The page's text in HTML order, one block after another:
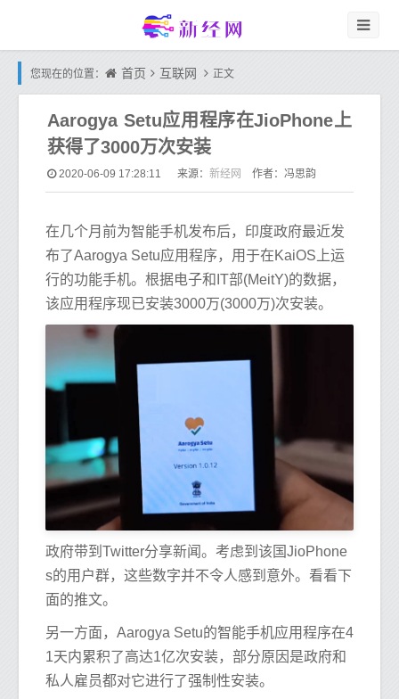
您现在的位置： 首页 互联网 正文
Aarogya Setu应用程序在JioPhone上
获得了3000万次安装
2020-06-09 17:28:11 来源： 新经网 作者：冯思韵
在几个月前为智能手机发布后，印度政府最近发
布了Aarogya Setu应用程序，用于在KaiOS上运
行的功能手机。根据电子和IT部(MeitY)的数据，
该应用程序现已安装3000万(3000万)次安装。
政府带到Twitter分享新闻。考虑到该国JioPhone
s的用户群，这些数字并不令人感到意外。看看下
面的推文。
另一方面，Aarogya Setu的智能手机应用程序在4
1天内累积了高达1亿次安装，部分原因是政府和
私人雇员都对它进行了强制性安装。